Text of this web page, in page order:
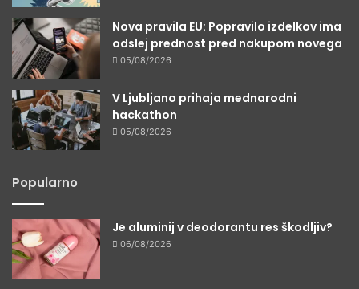
Nova pravila EU: Popravilo izdelkov ima
odslej prednost pred nakupom novega
05/08/2026
V Ljubljano prihaja mednarodni
hackathon
05/08/2026
Popularno
Je aluminij v deodorantu res škodljiv?
06/08/2026